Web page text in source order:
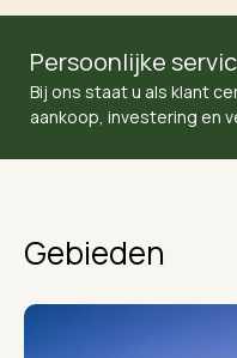
Persoonlijke
Bij ons staat u als klant
aankoop, investering en
Gebieden